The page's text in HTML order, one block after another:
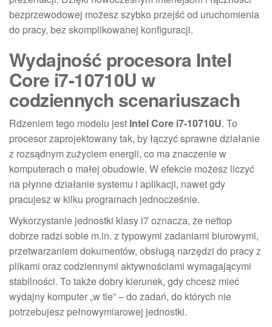
bezprzewodowej możesz szybko przejść od uruchomienia
do pracy, bez skomplikowanej konfiguracji.
Wydajność procesora Intel
Core i7-10710U w
codziennych scenariuszach
Rdzeniem tego modelu jest Intel Core i7-10710U. To
procesor zaprojektowany tak, by łączyć sprawne działanie
z rozsądnym zużyciem energii, co ma znaczenie w
komputerach o małej obudowie. W efekcie możesz liczyć
na płynne działanie systemu i aplikacji, nawet gdy
pracujesz w kilku programach jednocześnie.
Wykorzystanie jednostki klasy i7 oznacza, że nettop
dobrze radzi sobie m.in. z typowymi zadaniami biurowymi,
przetwarzaniem dokumentów, obsługą narzędzi do pracy z
plikami oraz codziennymi aktywnościami wymagającymi
stabilności. To także dobry kierunek, gdy chcesz mieć
wydajny komputer „w tle” – do zadań, do których nie
potrzebujesz pełnowymiarowej jednostki.